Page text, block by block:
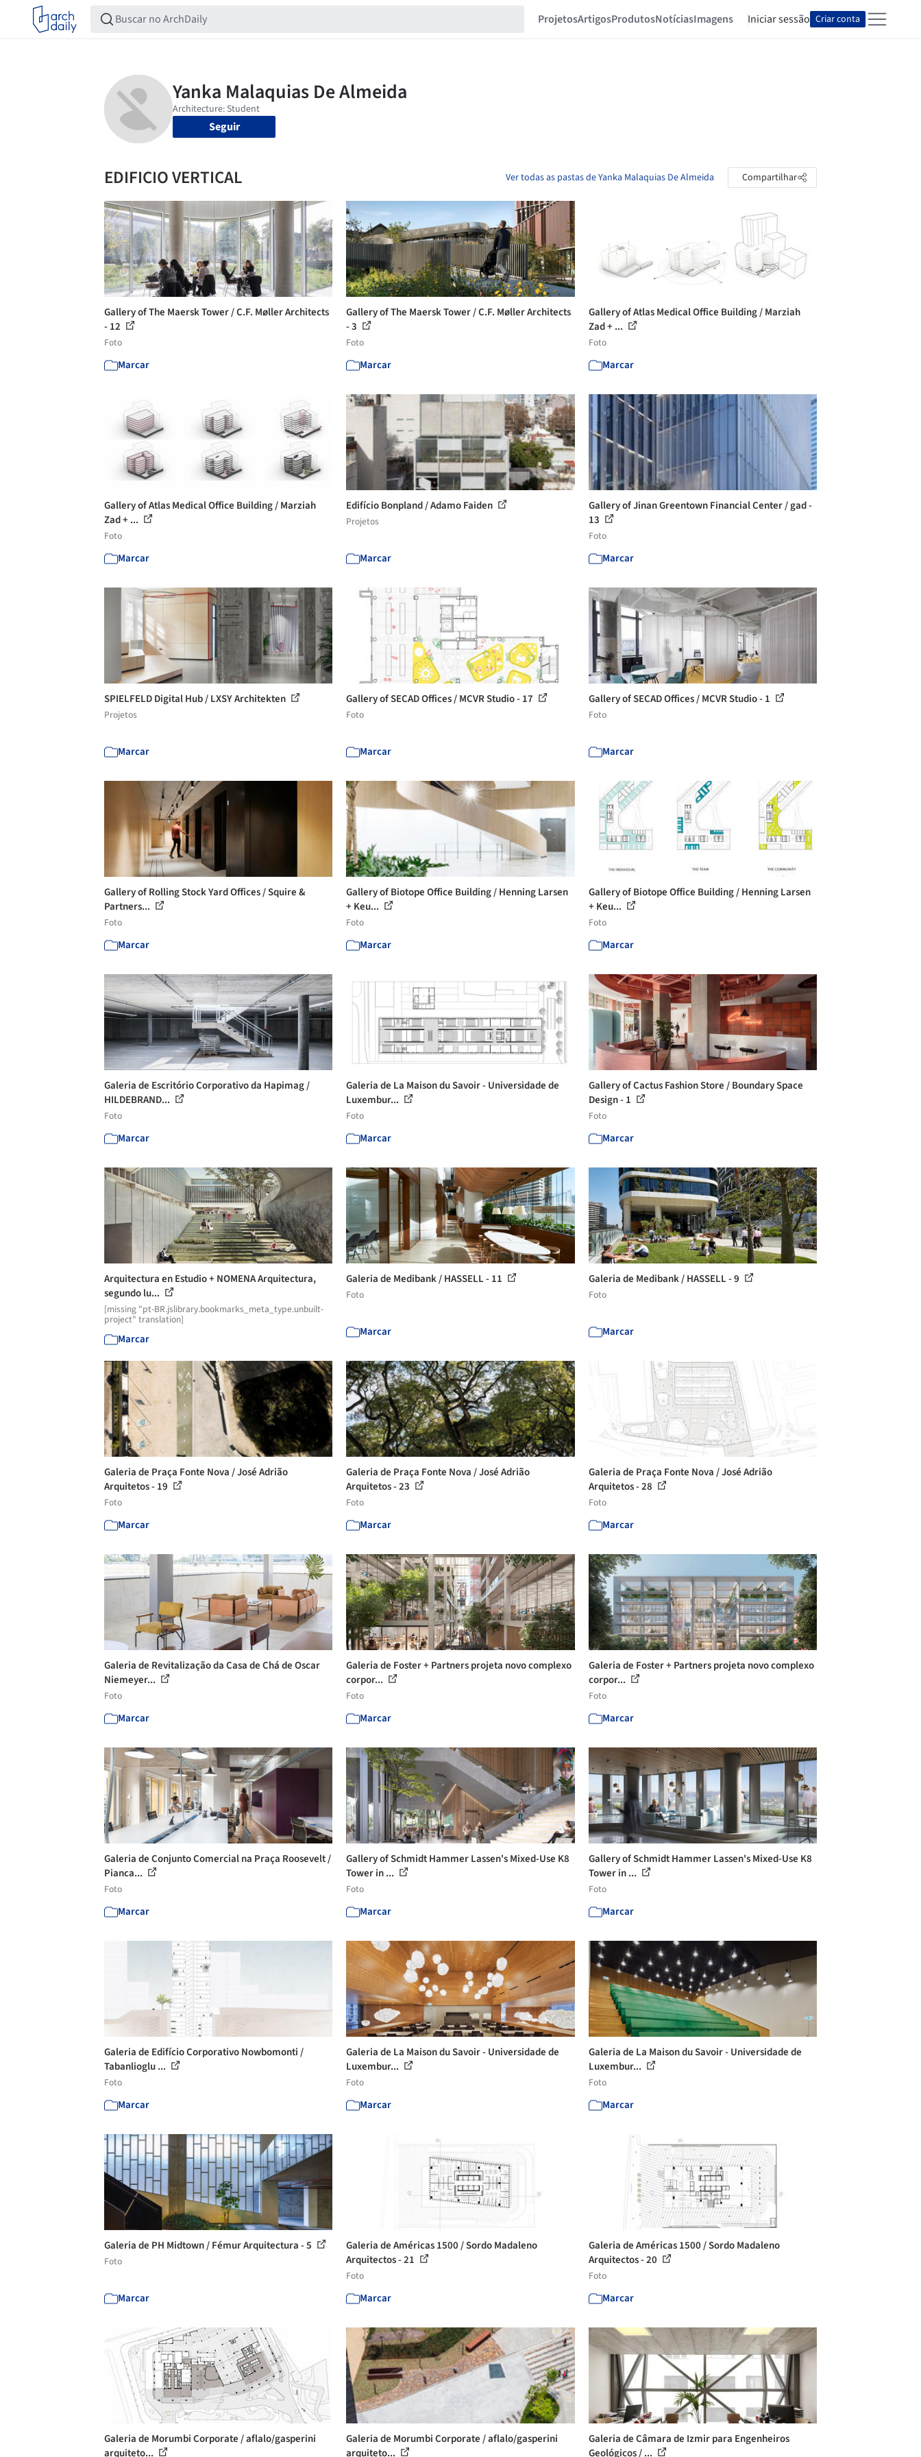
ProjetosArtigosProdutosNotíciasImagens Iniciar sessão Criar conta
Seguir
EDIFICIO VERTICAL Ver todas as pastas de Yanka Malaquias De Almeida Compartilhar
Gallery of The Maersk Tower / C.F. Møller Architects
- 12
Foto
Marcar
Gallery of The Maersk Tower / C.F. Møller Architects
- 3
Foto
Marcar
Gallery of Atlas Medical Office Building / Marziah
Zad + ...
Foto
Marcar
Gallery of Atlas Medical Office Building / Marziah
Zad + ...
Foto
Marcar
Edifício Bonpland / Adamo Faiden
Projetos
Marcar
Gallery of Jinan Greentown Financial Center / gad -
13
Foto
Marcar
SPIELFELD Digital Hub / LXSY Architekten
Projetos
Marcar
Gallery of SECAD Offices / MCVR Studio - 17
Foto
Marcar
Gallery of SECAD Offices / MCVR Studio - 1
Foto
Marcar
Gallery of Rolling Stock Yard Offices / Squire &
Partners...
Foto
Marcar
Gallery of Biotope Office Building / Henning Larsen
+ Keu...
Foto
Marcar
Gallery of Biotope Office Building / Henning Larsen
+ Keu...
Foto
Marcar
Galeria de Escritório Corporativo da Hapimag /
HILDEBRAND...
Foto
Marcar
Galeria de La Maison du Savoir - Universidade de
Luxembur...
Foto
Marcar
Gallery of Cactus Fashion Store / Boundary Space
Design - 1
Foto
Marcar
Arquitectura en Estudio + NOMENA Arquitectura,
segundo lu...
[missing "pt-BR.jslibrary.bookmarks_meta_type.unbuilt-
project" translation]
Marcar
Galeria de Medibank / HASSELL - 11
Foto
Marcar
Galeria de Medibank / HASSELL - 9
Foto
Marcar
Galeria de Praça Fonte Nova / José Adrião
Arquitetos - 19
Foto
Marcar
Galeria de Praça Fonte Nova / José Adrião
Arquitetos - 23
Foto
Marcar
Galeria de Praça Fonte Nova / José Adrião
Arquitetos - 28
Foto
Marcar
Galeria de Revitalização da Casa de Chá de Oscar
Niemeyer...
Foto
Marcar
Galeria de Foster + Partners projeta novo complexo
corpor...
Foto
Marcar
Galeria de Foster + Partners projeta novo complexo
corpor...
Foto
Marcar
Galeria de Conjunto Comercial na Praça Roosevelt /
Pianca...
Foto
Marcar
Gallery of Schmidt Hammer Lassen's Mixed-Use K8
Tower in ...
Foto
Marcar
Gallery of Schmidt Hammer Lassen's Mixed-Use K8
Tower in ...
Foto
Marcar
Galeria de Edifício Corporativo Nowbomonti /
Tabanlioglu ...
Foto
Marcar
Galeria de La Maison du Savoir - Universidade de
Luxembur...
Foto
Marcar
Galeria de La Maison du Savoir - Universidade de
Luxembur...
Foto
Marcar
Galeria de PH Midtown / Fémur Arquitectura - 5
Foto
Marcar
Galeria de Américas 1500 / Sordo Madaleno
Arquitectos - 21
Foto
Marcar
Galeria de Américas 1500 / Sordo Madaleno
Arquitectos - 20
Foto
Marcar
Galeria de Morumbi Corporate / aflalo/gasperini
arquiteto...
Galeria de Morumbi Corporate / aflalo/gasperini
arquiteto...
Galeria de Câmara de Izmir para Engenheiros
Geológicos / ...